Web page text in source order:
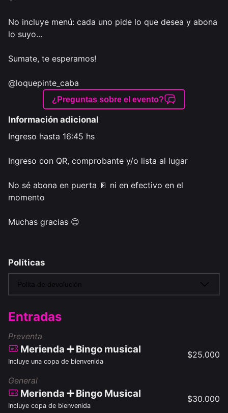
No incluye menú: cada uno pide lo que desea y abona
lo suyo...
Sumate, te esperamos!
@loquepinte_caba
¿Preguntas sobre el evento?
Información adicional
Ingreso hasta 16:45 hs
Ingreso con QR, comprobante y/o lista al lugar
No sé abona en puerta 🚪 ni en efectivo en el
momento
Muchas gracias 😊
Políticas
Polita de devolución
Entradas
Preventa
Merienda ➕ Bingo musical
Incluye una copa de bienvenida
$25.000
General
Merienda ➕ Bingo Musical
Incluye copa de bienvenida
$30.000